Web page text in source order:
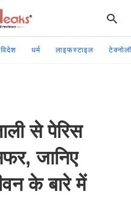
विदेश धर्म लाइफस्टाइल
से पेरिस
जानिए
के बारे में